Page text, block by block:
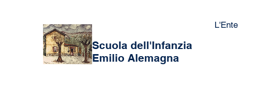
Scuola dell'Infanzia
Emilio Alemagna
L'Ente